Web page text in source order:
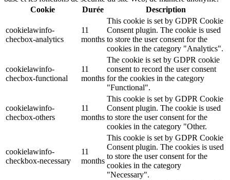
Cookie
Durée Description
cookielawinfo-
checbox-analytics
11
months
This cookie is set by GDPR Cookie
Consent plugin. The cookie is used
to store the user consent for the
cookies in the category "Analytics".
cookielawinfo-
checbox-functional
11
months
The cookie is set by GDPR cookie
consent to record the user consent
for the cookies in the category
"Functional".
cookielawinfo-
checbox-others
11
months
This cookie is set by GDPR Cookie
Consent plugin. The cookie is used
to store the user consent for the
cookies in the category "Other.
cookielawinfo-
checkbox-necessary
11
months
This cookie is set by GDPR Cookie
Consent plugin. The cookies is used
to store the user consent for the
cookies in the category
"Necessary".